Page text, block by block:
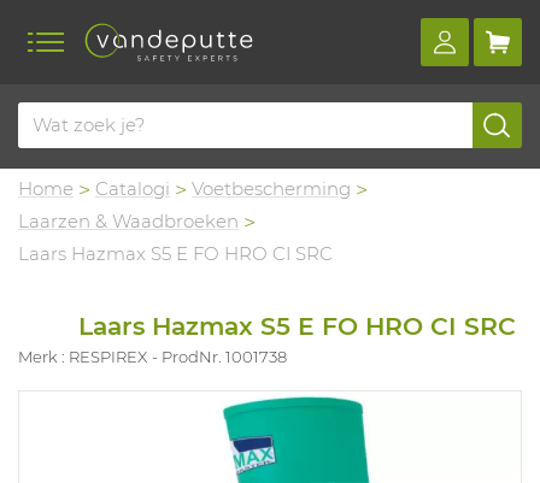
Home Catalogi
Voetbescherming
Laarzen & Waadbroeken
Laars Hazmax S5 E FO HRO CI SRC
Laars Hazmax S5 E FO HRO CI SRC
Merk : RESPIREX ProdNr. 1001738